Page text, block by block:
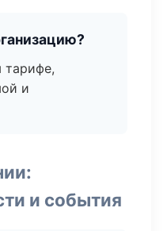
тарифе,
и
и события